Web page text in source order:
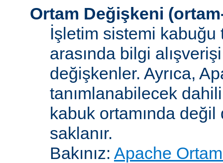
Ortam Değişkeni
İşletim sistemi kabuğu
arasında bilgi
değişkenler. Ayrıca,
tanımlanabilecek
kabuk ortamında değil
saklanır.
Bakınız: Apache